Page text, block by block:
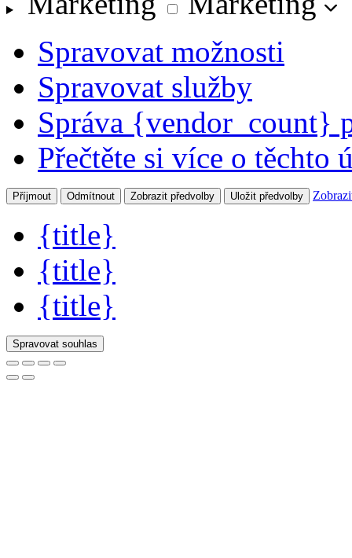
Spravovat možnosti
Spravovat služby
Správa {vendor_count}
Přečtěte si více o těchto
Příjmout Odmítnout Zobrazit předvolby Uložit předvolby
{title}
{title}
{title}
Spravovat souhlas